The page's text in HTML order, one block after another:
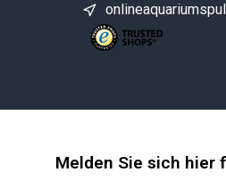
Lars van Leeuwen
ESJ Van Dijk
Melden Sie sich hier